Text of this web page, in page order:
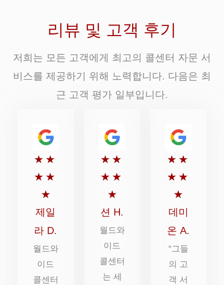
리뷰 및 고객 후기
저희는 모든 고객에게 최고의 콜센터 자문 서
비스를 제공하기 위해 노력합니다. 다음은 최
근 고객 평가 일부입니다.
★ ★
★ ★
★
5
점
만
점
에
5
점
제일
라 D.
월드와
이드
콜센터
★ ★
★ ★
★
5
점
만
점
에
5
점
션 H.
월드와
이드
콜센터
는 세
★ ★
★ ★
★
5
점
점
에
5
점
데미
온 A.
“그들
의 고
객 서